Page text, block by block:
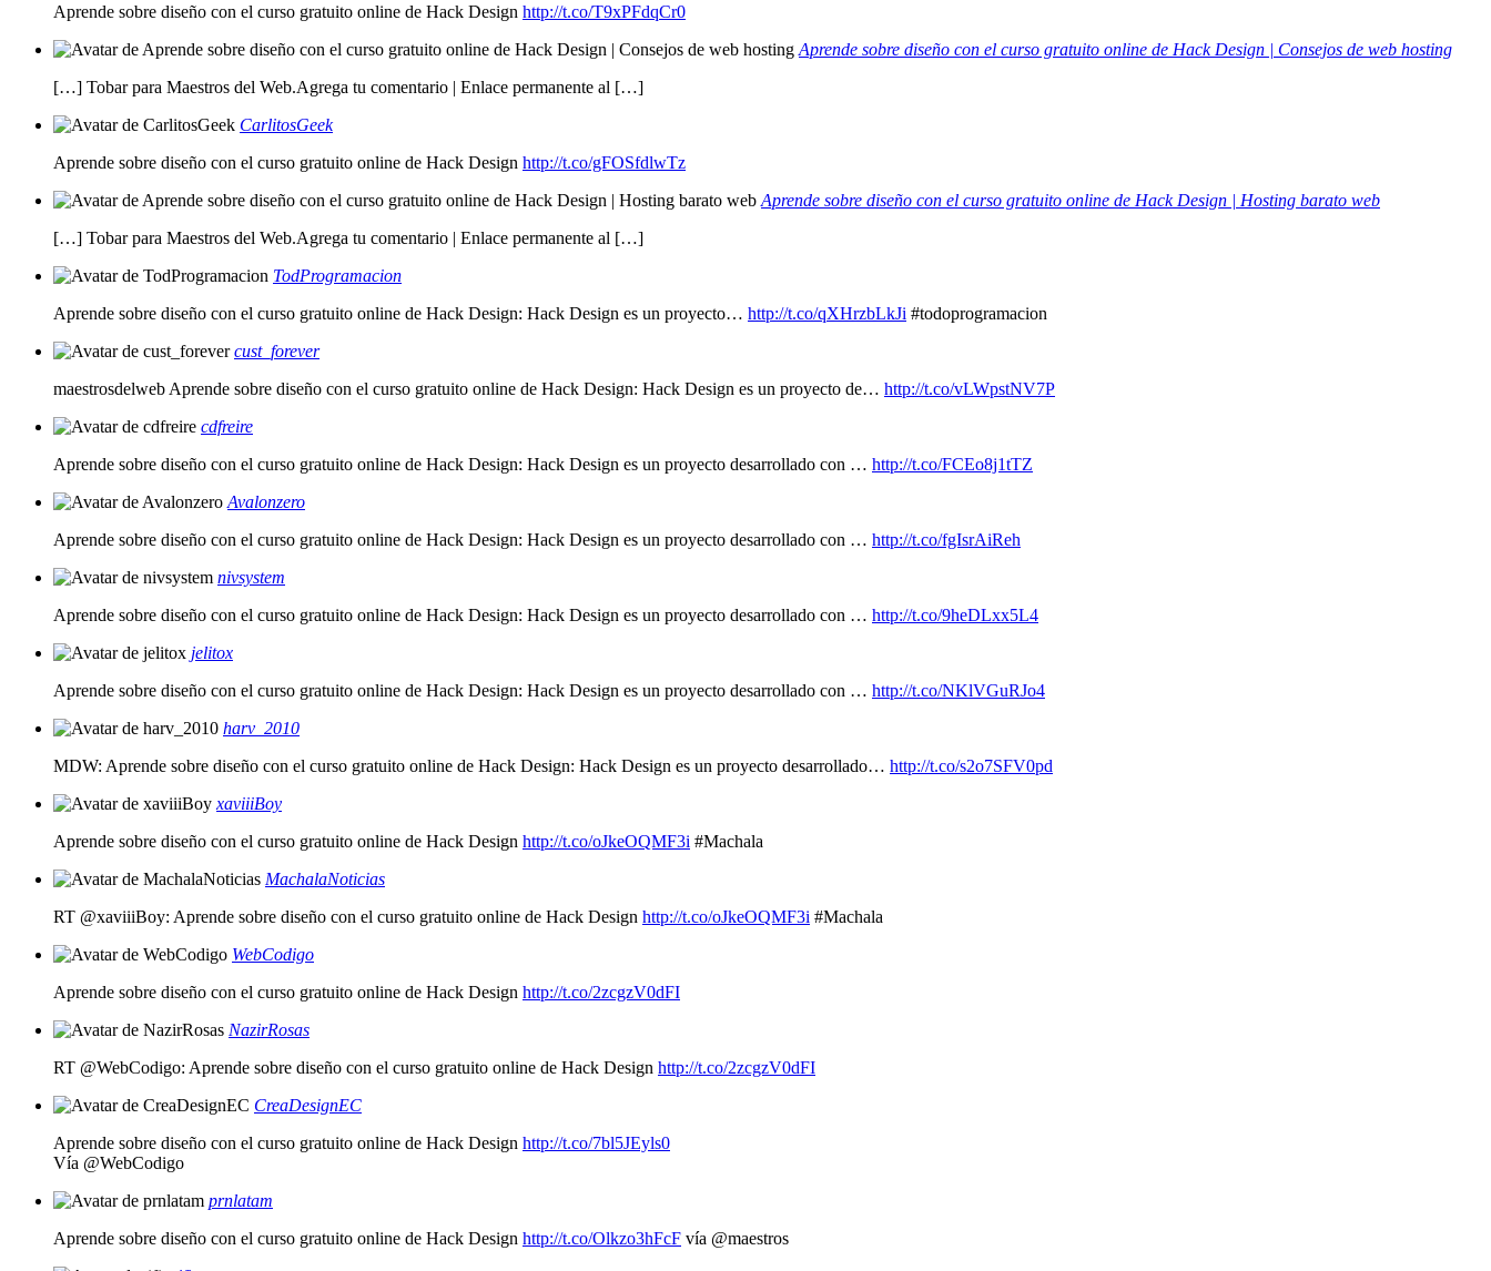
Aprende sobre diseño con el curso gratuito online de Hack Design http://t.co/T9xPFdqCr0
Aprende sobre diseño con el curso gratuito online de Hack Design | Consejos de web hosting
[…] Tobar para Maestros del Web.Agrega tu comentario | Enlace permanente al […]
CarlitosGeek
Aprende sobre diseño con el curso gratuito online de Hack Design http://t.co/gFOSfdlwTz
Aprende sobre diseño con el curso gratuito online de Hack Design | Hosting barato web
[…] Tobar para Maestros del Web.Agrega tu comentario | Enlace permanente al […]
TodProgramacion
Aprende sobre diseño con el curso gratuito online de Hack Design: Hack Design es un proyecto… http://t.co/qXHrzbLkJi #todoprogramacion
cust_forever
maestrosdelweb Aprende sobre diseño con el curso gratuito online de Hack Design: Hack Design es un proyecto de… http://t.co/vLWpstNV7P
cdfreire
Aprende sobre diseño con el curso gratuito online de Hack Design: Hack Design es un proyecto desarrollado con … http://t.co/FCEo8j1tTZ
Avalonzero
Aprende sobre diseño con el curso gratuito online de Hack Design: Hack Design es un proyecto desarrollado con … http://t.co/fgIsrAiReh
nivsystem
Aprende sobre diseño con el curso gratuito online de Hack Design: Hack Design es un proyecto desarrollado con … http://t.co/9heDLxx5L4
jelitox
Aprende sobre diseño con el curso gratuito online de Hack Design: Hack Design es un proyecto desarrollado con … http://t.co/NKlVGuRJo4
harv_2010
MDW: Aprende sobre diseño con el curso gratuito online de Hack Design: Hack Design es un proyecto desarrollado… http://t.co/s2o7SFV0pd
xaviiiBoy
Aprende sobre diseño con el curso gratuito online de Hack Design http://t.co/oJkeOQMF3i #Machala
MachalaNoticias
RT @xaviiiBoy: Aprende sobre diseño con el curso gratuito online de Hack Design http://t.co/oJkeOQMF3i #Machala
WebCodigo
Aprende sobre diseño con el curso gratuito online de Hack Design http://t.co/2zcgzV0dFI
NazirRosas
RT @WebCodigo: Aprende sobre diseño con el curso gratuito online de Hack Design http://t.co/2zcgzV0dFI
CreaDesignEC
Aprende sobre diseño con el curso gratuito online de Hack Design http://t.co/7bl5JEyls0
Vía @WebCodigo
prnlatam
Aprende sobre diseño con el curso gratuito online de Hack Design http://t.co/Olkzo3hFcF vía @maestros